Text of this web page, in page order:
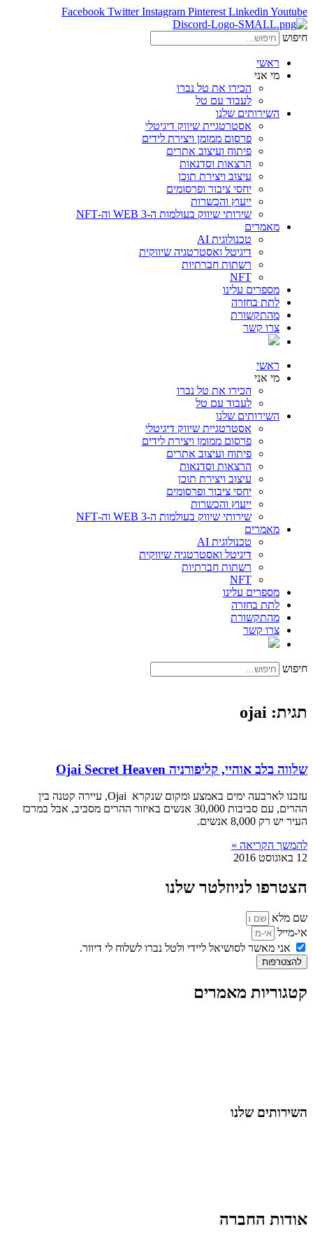
Facebook Twitter Instagram Pinterest Linkedin Youtube
חיפוש
ראשי
מי אני
הכירו את טל נברו
לעבוד עם טל
השירותים שלנו
אסטרטגיית שיווק דיגיטלי
פרסום ממומן ויצירת לידים
פיתוח ועיצוב אתרים
הרצאות וסדנאות
עיצוב ויצירת תוכן
יחסי ציבור ופרסומים
ייעוץ והכשרות
שירותי שיווק בעולמות ה-WEB 3 וה-NFT
מאמרים
טכנולוגית AI
דיגיטל ואסטרטגיה שיווקית
רשתות חברתיות
NFT
מספרים עלינו
לתת בחזרה
מהתקשורת
צרו קשר
ראשי
מי אני
הכירו את טל נברו
לעבוד עם טל
השירותים שלנו
אסטרטגיית שיווק דיגיטלי
פרסום ממומן ויצירת לידים
פיתוח ועיצוב אתרים
הרצאות וסדנאות
עיצוב ויצירת תוכן
יחסי ציבור ופרסומים
ייעוץ והכשרות
שירותי שיווק בעולמות ה-WEB 3 וה-NFT
מאמרים
טכנולוגית AI
דיגיטל ואסטרטגיה שיווקית
רשתות חברתיות
NFT
מספרים עלינו
לתת בחזרה
מהתקשורת
צרו קשר
חיפוש
תגית: ojai
שלווה בלב אוהיי, קליפורניה Ojai Secret Heaven
עזבנו לארבעה ימים באמצע ומקום שנקרא Ojai, עיירה קטנה בין
ההרים, עם סביבות 30,000 אנשים באיזור ההרים מסביב, אבל במרכז
העיר יש רק 8,000 אנשים.
להמשך הקריאה »
12 באוגוסט 2016
הצטרפו לניוזלטר שלנו
שם מלא
אי-מייל
אני מאשר לסושיאל ליידי ולטל נברו לשלוח לי דיוור.
להצטרפות
קטגוריות מאמרים
השירותים שלנו
אודות החברה